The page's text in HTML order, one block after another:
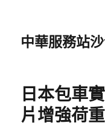
中華服務站
日本包車
片增強荷